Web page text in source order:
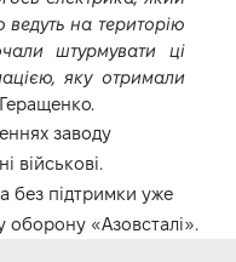
ведуть на територію
штурмувати ці
яку отримали
заводу
військові.
без підтримки уже
оборону «Азовсталі».